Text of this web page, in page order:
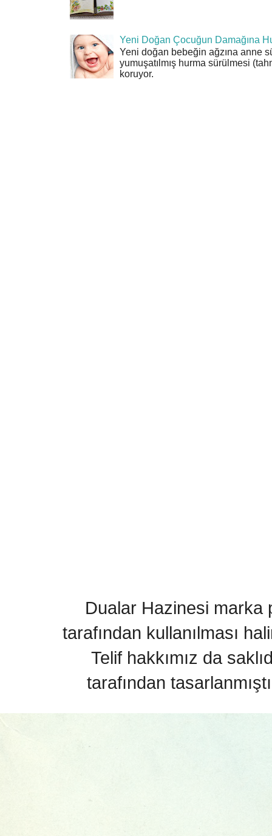
Yeni Doğan Çocuğun Damağına
Yeni doğan bebeğin ağzına anne
yumuşatılmış hurma sürülmesi
koruyor.
Dualar Hazinesi marka
tarafından kullanılması
Telif hakkımız da
tarafından